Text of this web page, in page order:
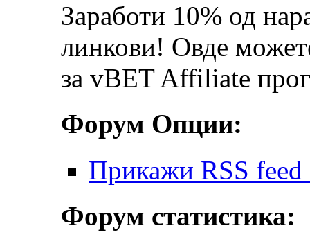
Заработи 10% од
линкови! Овде
за vBET Affiliate
Форум Опции:
Прикажи RSS feed
Форум статистика: